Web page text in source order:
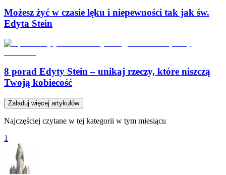
Możesz żyć w czasie lęku i niepewności tak jak św.
Edyta Stein
8 porad Edyty Stein – unikaj rzeczy, które niszczą
Twoją kobiecość
Załaduj więcej artykułów
Najczęściej czytane w tej kategorii w tym miesiącu
1